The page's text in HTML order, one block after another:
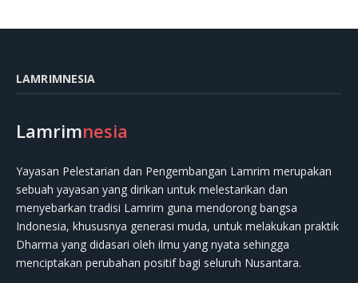
LAMRIMNESIA
Lamrimnesia
Yayasan Pelestarian dan Pengembangan Lamrim merupakan
sebuah yayasan yang dirikan untuk melestarikan dan
menyebarkan tradisi Lamrim guna mendorong bangsa
Indonesia, khususnya generasi muda, untuk melakukan praktik
Dharma yang didasari oleh ilmu yang nyata sehingga
menciptakan perubahan positif bagi seluruh Nusantara.